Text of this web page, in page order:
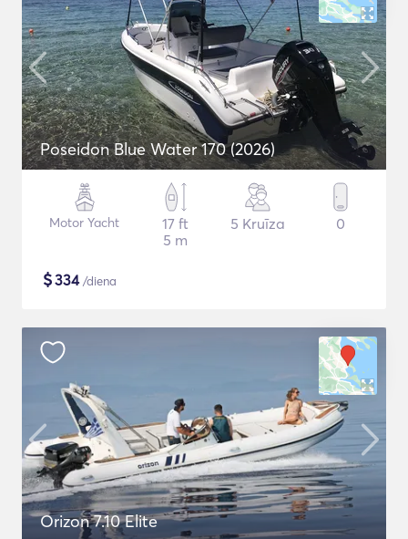
Poseidon Blue Water 170 (2026)
Motor Yacht
17 ft
5 m
5 Kruīza 0
$334/diena
Orizon 7.10 Elite